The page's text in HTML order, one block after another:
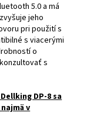
5.0 a má
jeho
pri použití s
s viacerými
o
s
DP-8 sa
v